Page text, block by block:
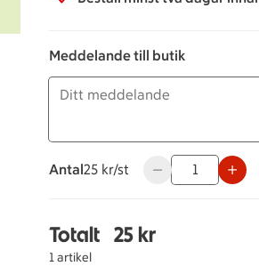
Meddelande till butik
Antal
25 kronor styck
25 kr/st Använd
Totalt
1 artikel
Totalt 1 stycken
25 kr